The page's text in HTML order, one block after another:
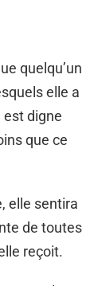
quelqu’un
elle a
est digne
que ce
elle sentira
de toutes
reçoit.